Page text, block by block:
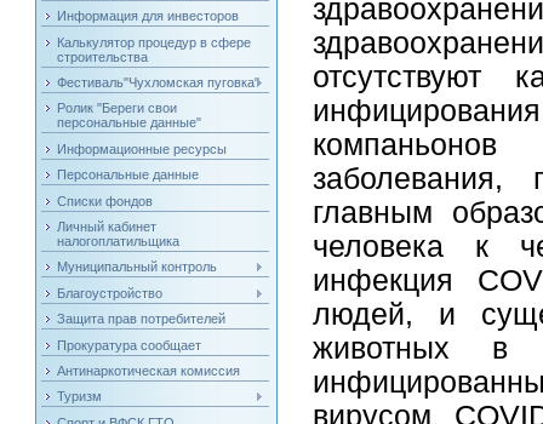
Информация для инвесторов
Калькулятор процедур в сфере
строительства
Фестиваль"Чухломская пуговка"
Ролик "Береги свои
персональные данные"
Информационные ресурсы
Персональные данные
Списки фондов
Личный кабинет
налогоплатильщика
Муниципальный контроль
Благоустройство
Защита прав потребителей
Прокуратура сообщает
Антинаркотическая комиссия
Туризм
отсутствуют
главным
человека к
инфекция
людей, и
животных в
вирусом